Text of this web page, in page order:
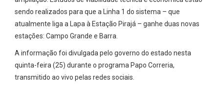
sendo realizados para que a Linha 1 do sistema – que
atualmente liga a Lapa à Estação Pirajá – ganhe duas novas
estações: Campo Grande e Barra.
A informação foi divulgada pelo governo do estado nesta
quinta-feira (25) durante o programa Papo Correria,
transmitido ao vivo pelas redes sociais.